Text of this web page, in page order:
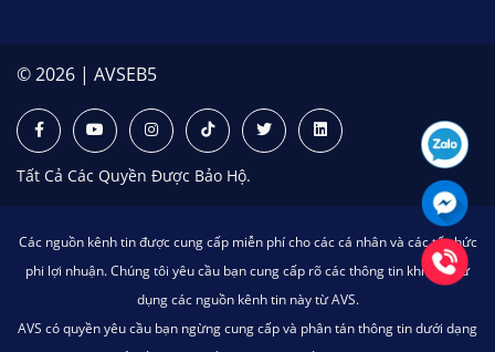
© 2026 | AVSEB5
Tất Cả Các Quyền Được Bảo Hộ.
Các nguồn kênh tin được cung cấp miễn phí cho các cá nhân và các tổ chức
phi lợi nhuận. Chúng tôi yêu cầu bạn cung cấp rõ các thông tin khi bạn sử
dụng các nguồn kênh tin này từ AVS.
AVS có quyền yêu cầu bạn ngừng cung cấp và phân tán thông tin dưới dạng